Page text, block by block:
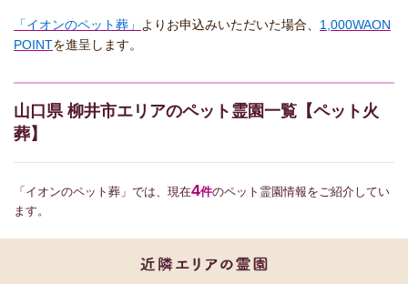
「イオンのペット葬」 よりお申込みいただいた場合、 1,000WAON
POINTを進呈します。
山口県 柳井市エリアのペット霊園一覧【ペット火
葬】
「イオンのペット葬」では、現在4件のペット霊園情報をご紹介してい
ます。